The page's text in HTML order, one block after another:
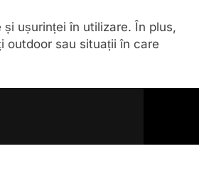
ușurinței în utilizare. În plus,
outdoor sau situații în care